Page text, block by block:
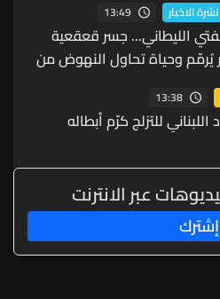
الاخبار 13:49
الليطاني... جسر قعقعية
يُرمّم وحياة تحاول النهوض من
13:38
اللبناني للتزلج كرّم أبطاله
عبر الانترنت
إشترك